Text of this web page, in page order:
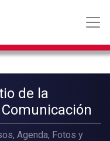
de la
Agenda, Fotos y